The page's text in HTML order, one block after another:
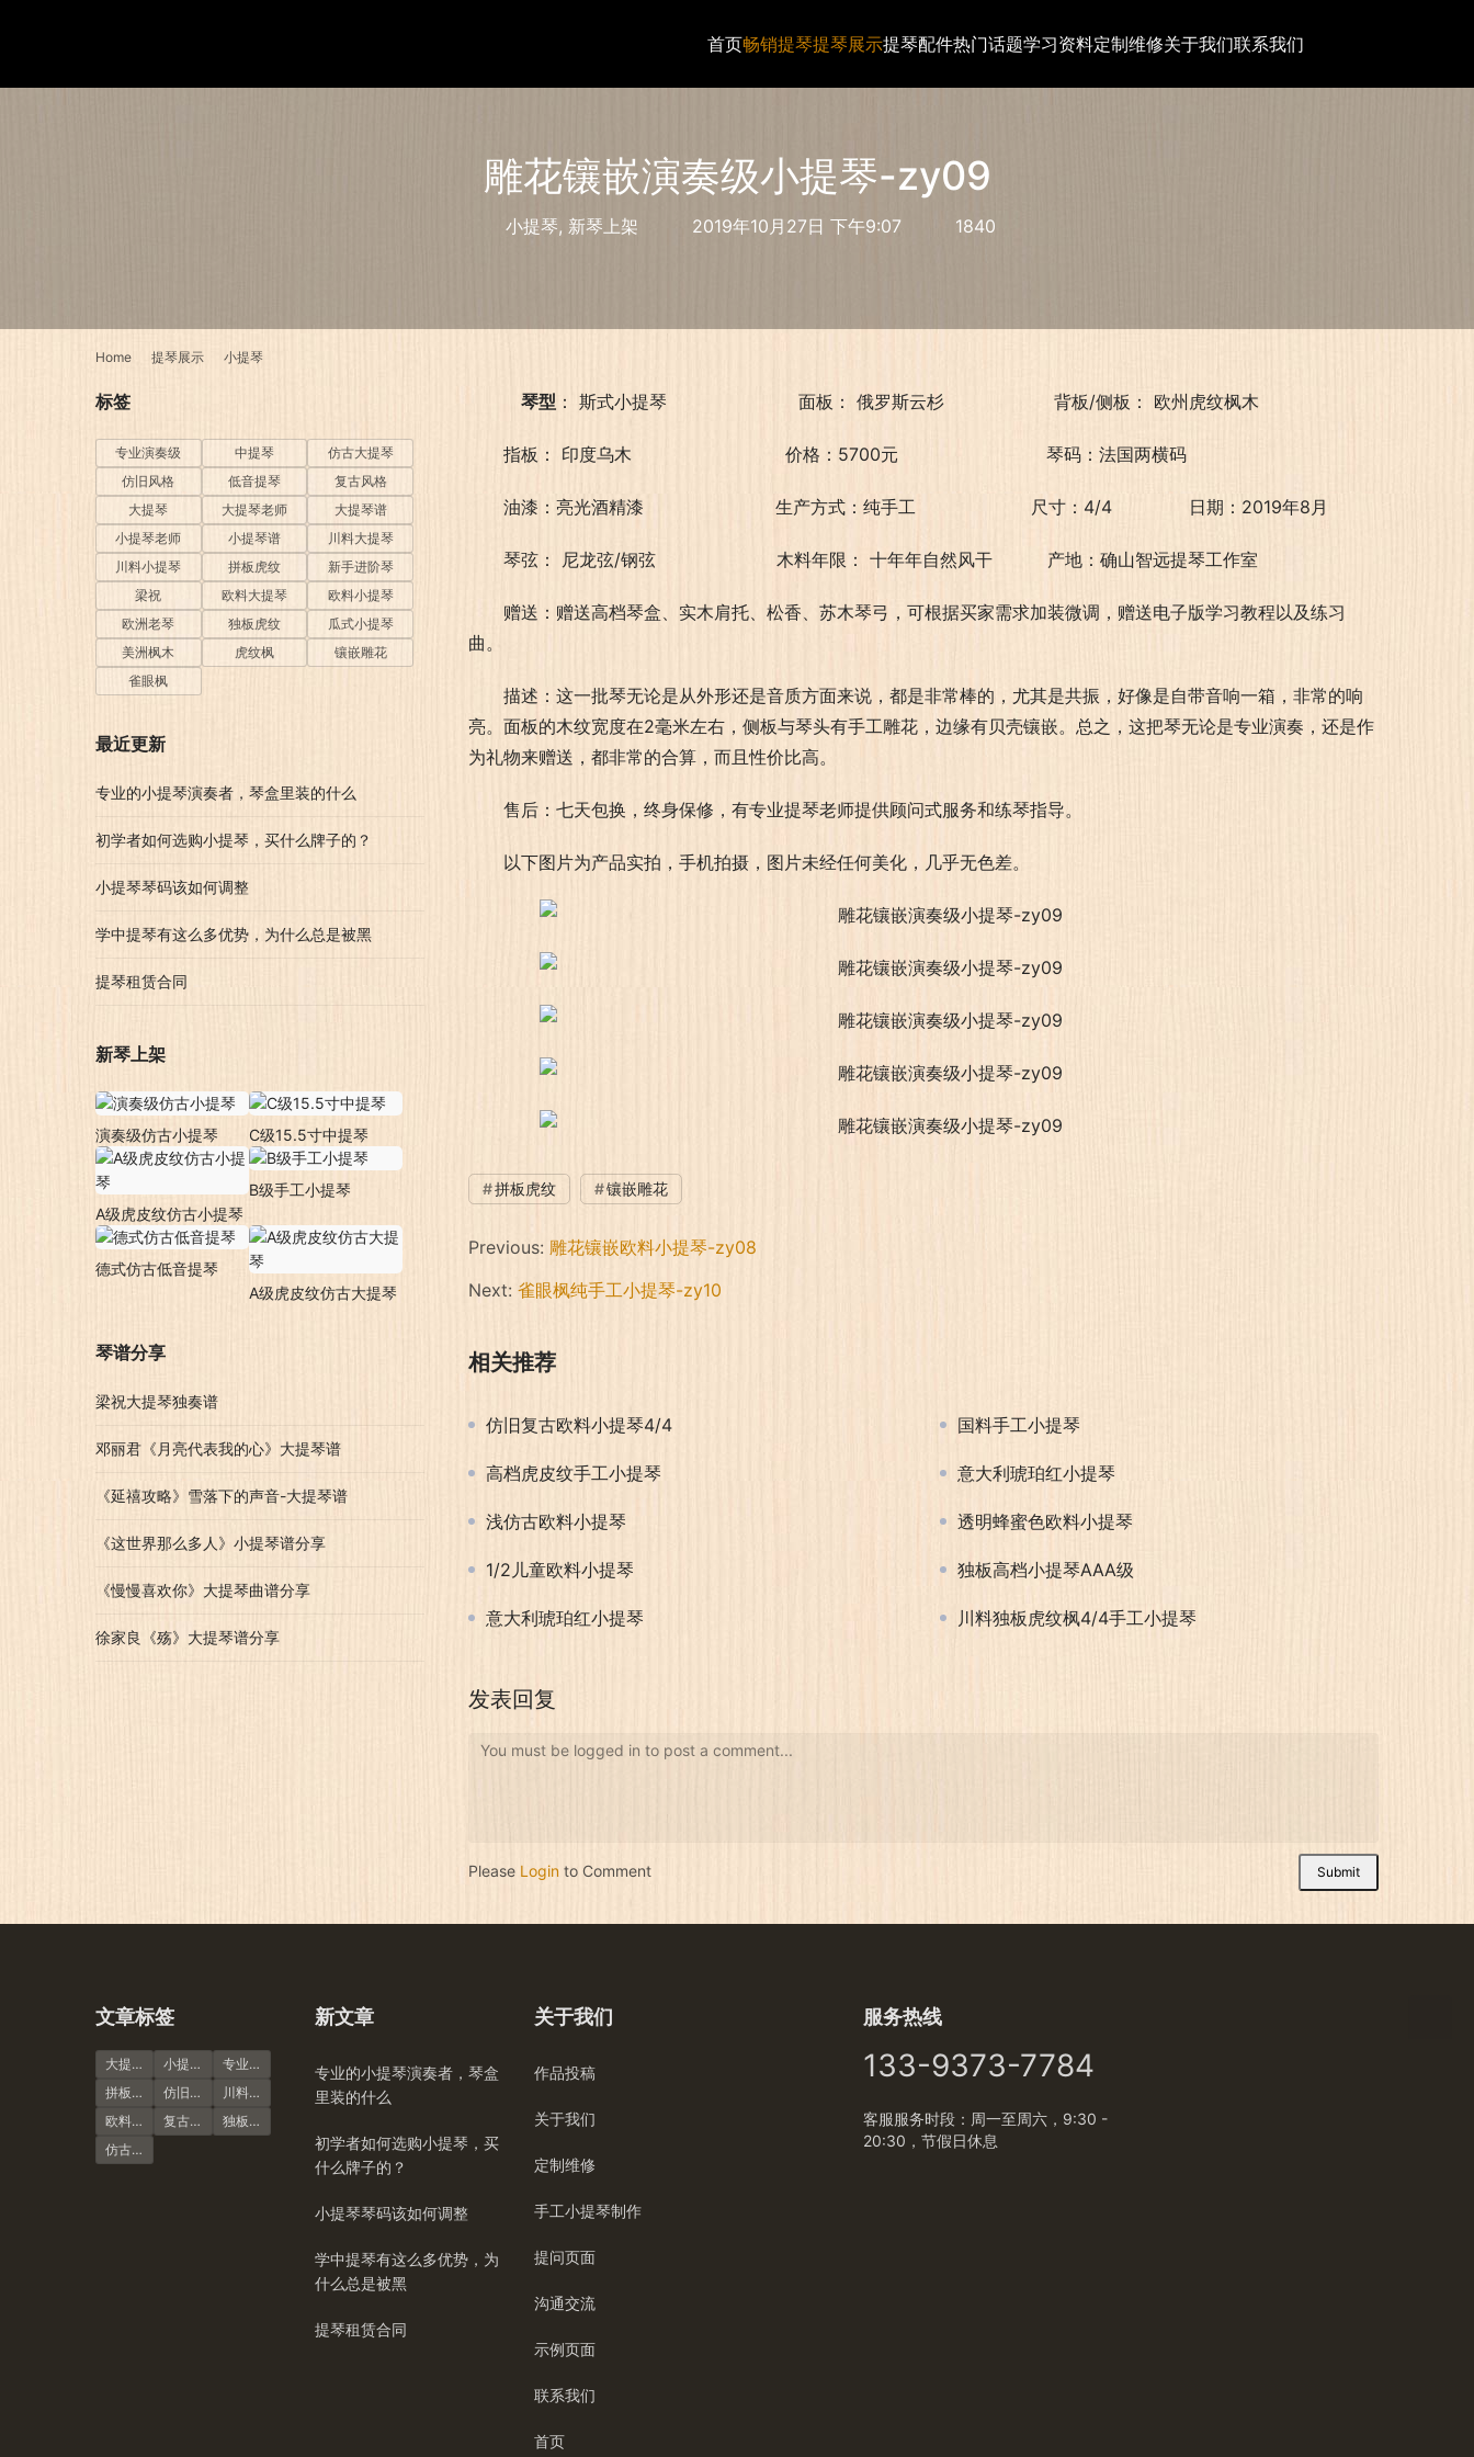
首页畅销提琴提琴展示提琴配件热门话题学习资料定制维修关于我们联系我们
雕花镶嵌演奏级小提琴-zy09
小提琴, 新琴上架 2019年10月27日 下午9:07 1840
Home 提琴展示 小提琴
琴型 ： 斯式小提琴                        面板： 俄罗斯云杉                    背板/侧板： 欧州虎纹枫木
指板： 印度乌木                            价格：5700元                           琴码：法国两横码
油漆：亮光酒精漆                        生产方式：纯手工                     尺寸：4/4              日期：2019年8月
琴弦： 尼龙弦/钢弦                      木料年限： 十年年自然风干          产地：确山智远提琴工作室
赠送：赠送高档琴盒、实木肩托、松香、苏木琴弓，可根据买家需求加装微调，赠送电子版学习教程以及练习
曲。
描述：这一批琴无论是从外形还是音质方面来说，都是非常棒的，尤其是共振，好像是自带音响一箱，非常的响
亮。面板的木纹宽度在2毫米左右，侧板与琴头有手工雕花，边缘有贝壳镶嵌。总之，这把琴无论是专业演奏，还是作
为礼物来赠送，都非常的合算，而且性价比高。
售后：七天包换，终身保修，有专业提琴老师提供顾问式服务和练琴指导。
以下图片为产品实拍，手机拍摄，图片未经任何美化，几乎无色差。
拼板虎纹 镶嵌雕花
Previous: 雕花镶嵌欧料小提琴-zy08
Next: 雀眼枫纯手工小提琴-zy10
相关推荐
仿旧复古欧料小提琴4/4 国料手工小提琴
高档虎皮纹手工小提琴 意大利琥珀红小提琴
浅仿古欧料小提琴 透明蜂蜜色欧料小提琴
1/2儿童欧料小提琴 独板高档小提琴AAA级
意大利琥珀红小提琴 川料独板虎纹枫4/4手工小提琴
发表回复
You must be logged in to post a comment...
Please Login to Comment Submit
标签
专业演奏级 中提琴
仿古大提琴
仿旧风格
低音提琴
复古风格
大提琴
大提琴老师
大提琴谱
小提琴老师
小提琴谱
川料大提琴
川料小提琴
拼板虎纹
新手进阶琴
梁祝
欧料大提琴
欧料小提琴
欧洲老琴
独板虎纹
瓜式小提琴
美洲枫木
虎纹枫
镶嵌雕花
雀眼枫
最近更新
专业的小提琴演奏者，琴盒里装的什么
初学者如何选购小提琴，买什么牌子的？
小提琴琴码该如何调整
学中提琴有这么多优势，为什么总是被黑
提琴租赁合同
新琴上架
演奏级仿古小提琴 C级15.5寸中提琴
A级虎皮纹仿古小提琴
B级手工小提琴
德式仿古低音提琴
A级虎皮纹仿古大提琴
琴谱分享
梁祝大提琴独奏谱
邓丽君《月亮代表我的心》大提琴谱
《延禧攻略》雪落下的声音-大提琴谱
《这世界那么多人》小提琴谱分享
《慢慢喜欢你》大提琴曲谱分享
徐家良《殇》大提琴谱分享
文章标签
大提琴 小提琴谱
专业演奏级
拼板虎纹
仿旧风格
川料小提琴
欧料小提琴
复古风格
独板虎纹
仿古大提琴
新文章
专业的小提琴演奏者，琴盒
里装的什么
初学者如何选购小提琴，买
什么牌子的？
小提琴琴码该如何调整
学中提琴有这么多优势，为
什么总是被黑
提琴租赁合同
关于我们
作品投稿
关于我们
定制维修
手工小提琴制作
提问页面
沟通交流
示例页面
联系我们
首页
服务热线
133-9373-7784
客服服务时段：周一至周六，9:30 -
20:30，节假日休息